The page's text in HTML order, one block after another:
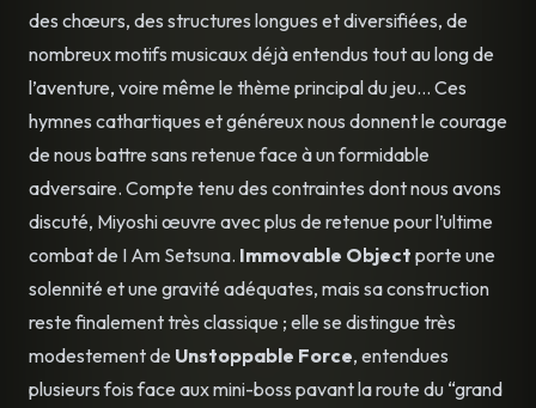
des chœurs, des structures longues et diversifiées, de
nombreux motifs musicaux déjà entendus tout au long de
l’aventure, voire même le thème principal du jeu… Ces
hymnes cathartiques et généreux nous donnent le courage
de nous battre sans retenue face à un formidable
adversaire. Compte tenu des contraintes dont nous avons
discuté, Miyoshi œuvre avec plus de retenue pour l’ultime
combat de I Am Setsuna. Immovable Object porte une
solennité et une gravité adéquates, mais sa construction
reste finalement très classique ; elle se distingue très
modestement de Unstoppable Force, entendues
plusieurs fois face aux mini-boss pavant la route du “grand